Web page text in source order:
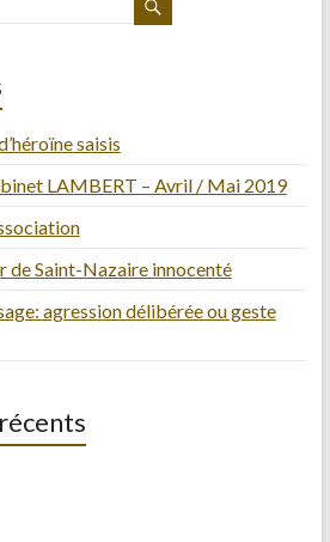
saisis
LAMBERT – Avril / Mai 2019
de Saint-Nazaire innocenté
agression délibérée ou geste